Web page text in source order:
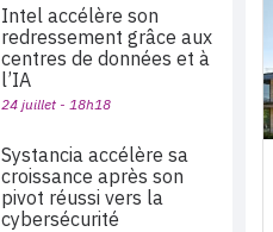
Intel accélère son
redressement grâce aux
centres de données et à
l’IA
24 juillet - 18h18
Systancia accélère sa
croissance après son
pivot réussi vers la
cybersécurité